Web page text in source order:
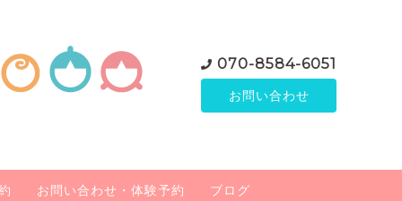
070-8584-6051
お問い合わせ
お問い合わせ・体験予約 ブログ